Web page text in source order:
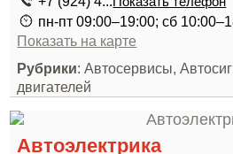
пн-пт 09:00–19:00; сб
Показать на карте
Рубрики: Автосервисы,
двигателей
Автоэлектрика